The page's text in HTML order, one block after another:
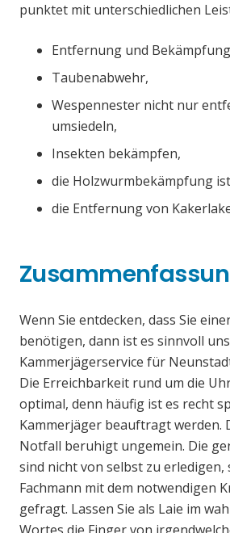
punktet mit unterschiedlichen
Entfernung und
Taubenabwehr,
Wespennester nicht nur
umsiedeln,
Insekten bekämpfen,
die Holzwurmbekämpfung
die Entfernung von
Wenn Sie entdecken, dass Sie
benötigen, dann ist es sinnvoll
Kammerjägerservice für
Die Erreichbarkeit rund um die
optimal, denn häufig ist es recht
Kammerjäger beauftragt werden.
Notfall beruhigt ungemein. Die
sind nicht von selbst zu erledigen,
Fachmann mit dem notwendigen
gefragt. Lassen Sie als Laie im